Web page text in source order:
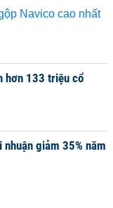
hơn 133 triệu cổ
giảm 35% năm